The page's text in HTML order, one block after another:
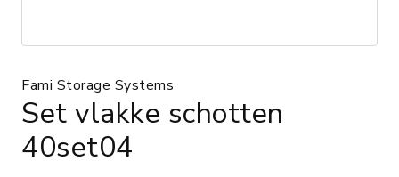
Fami Storage Systems
Set vlakke schotten
40set04